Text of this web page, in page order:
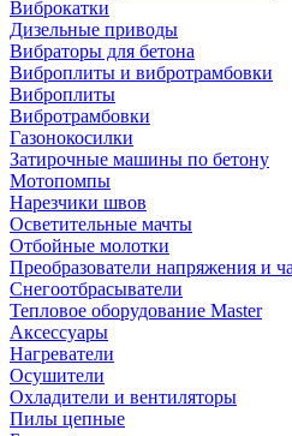
Виброкатки
Дизельные приводы
Вибраторы для бетона
Виброплиты и вибротрамбовки
Виброплиты
Вибротрамбовки
Газонокосилки
Затирочные машины по бетону
Мотопомпы
Нарезчики швов
Осветительные мачты
Отбойные молотки
Преобразователи напряжения и
Снегоотбрасыватели
Тепловое оборудование Master
Аксессуары
Нагреватели
Осушители
Охладители и вентиляторы
Пилы цепные